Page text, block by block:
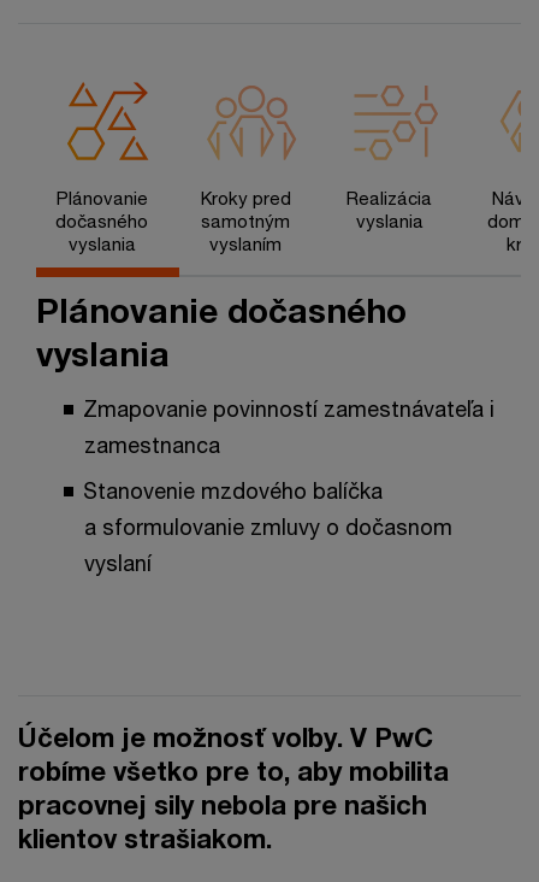
Plánovanie
dočasného
vyslania
Kroky pred
samotným
vyslaním
Realizácia
vyslania
Plánovanie dočasného
vyslania
Zmapovanie povinností zamestnávateľa i
zamestnanca
Stanovenie mzdového balíčka
a sformulovanie zmluvy o dočasnom
vyslaní
Účelom je možnosť voľby. V PwC
robíme všetko pre to, aby mobilita
pracovnej sily nebola pre našich
klientov strašiakom.